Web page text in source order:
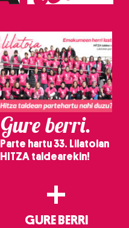
Gure berri.
Parte hartu 33. Lilatoian
HITZA taldearekin!
+
GURE BERRI